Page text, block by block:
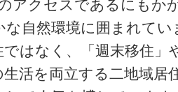
アクセスであるにもか
な自然環境に囲まれて
ではなく、「週末移住」
活を両立する二地域居